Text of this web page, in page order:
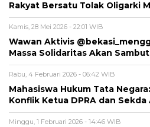
Rakyat Bersatu Tolak Oligarki
Kamis, 28 Mei 2026 - 22:01 WIB
Wawan Aktivis
Massa Solidaritas Akan
Rabu, 4 Februari 2026 - 06:42 WIB
Mahasiswa Hukum Tata
Konflik Ketua DPRA dan Sekda
Minggu, 1 Februari 2026 - 14:46 WIB